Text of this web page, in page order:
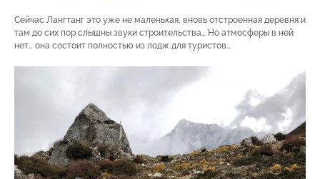
Сейчас Лангтанг это уже не маленькая, вновь отстроенная деревня и
там до сих пор слышны звуки строительства… Но атмосферы в ней
нет… она состоит полностью из лодж для туристов…